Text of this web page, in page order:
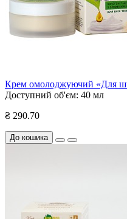
Крем омолоджуючий «Для
Доступний об'єм: 40 мл
₴ 290.70
До кошика